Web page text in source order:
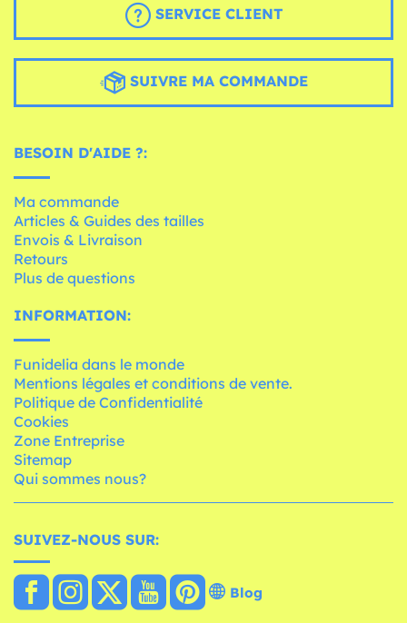
SERVICE CLIENT
SUIVRE MA COMMANDE
BESOIN D'AIDE ?:
Ma commande
Articles & Guides des tailles
Envois & Livraison
Retours
Plus de questions
INFORMATION:
Funidelia dans le monde
Mentions légales et conditions de vente.
Politique de Confidentialité
Cookies
Zone Entreprise
Sitemap
Qui sommes nous?
SUIVEZ-NOUS SUR:
Blog